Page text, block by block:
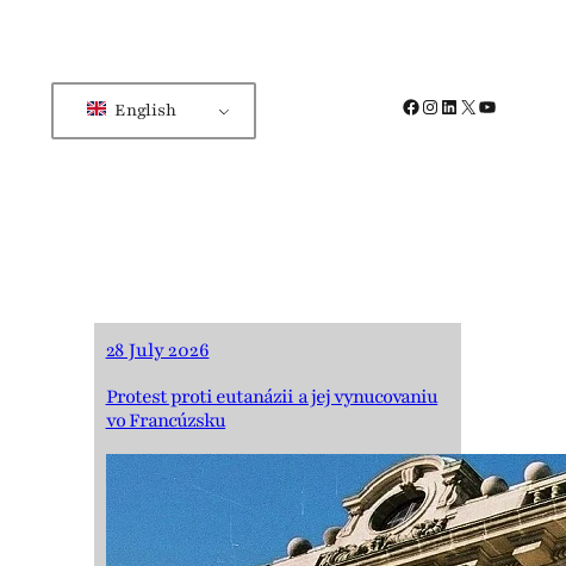
English Facebook
Instagram
LinkedIn
X YouTube
28 July 2026
Protest proti eutanázii a jej vynucovaniu
vo Francúzsku